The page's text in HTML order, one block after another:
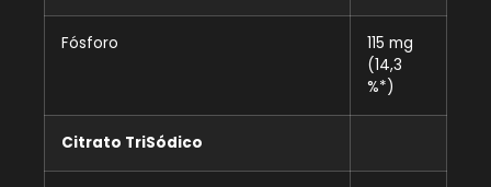
Fósforo
115 mg
(14,3
%*)
Citrato TriSódico